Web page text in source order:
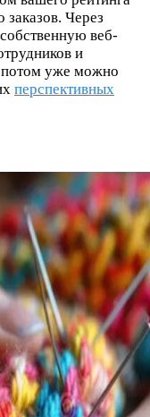
заказов. Через
веб-
и
потом уже можно
перспективных